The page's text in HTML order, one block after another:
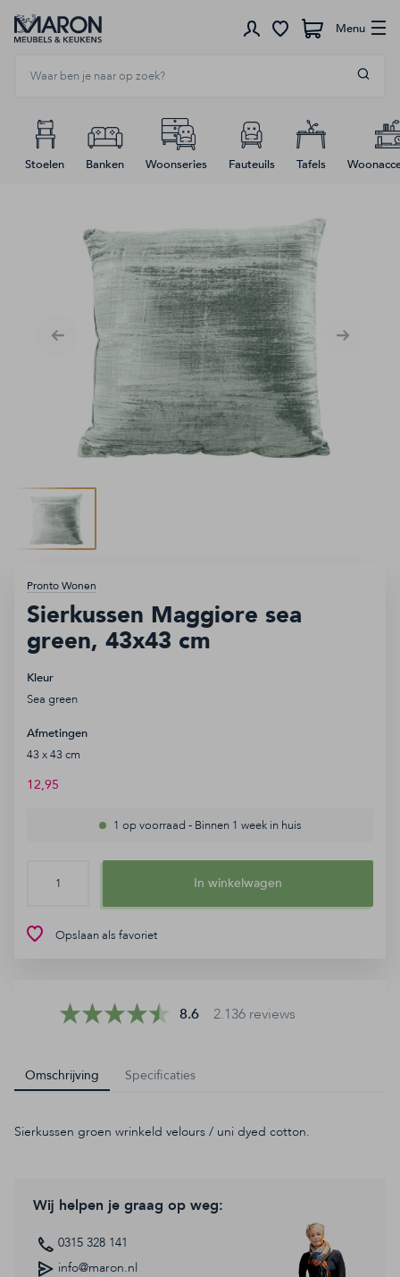
Menu
Accessoires
Sale
Elke zondag open
8.6
Stoelen Banken Woonseries Fauteuils Tafels
afbeeldingen-
naar
het
begin
van
de
afbeeldingen-
Pronto Wonen
Sierkussen Maggiore sea
green, 43x43 cm
Kleur
Sea green
Afmetingen
43 x 43 cm
12,95
1 op voorraad - Binnen 1 week in huis
In winkelwagen
Opslaan als favoriet
8.6 2.136 reviews
Omschrijving
Sierkussen groen wrinkeld velours / uni dyed cotton.
Specificaties
Wij helpen je graag op weg:
0315 328 141
info@maron.nl